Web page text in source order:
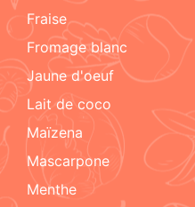
fraise
fromage blanc
jaune d'oeuf
lait de coco
maïzena
mascarpone
menthe